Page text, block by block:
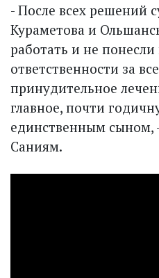
- После всех решений
Кураметова и
работать и не
ответственности за
принудительное
главное, почти
единственным сыном,
Саниям.